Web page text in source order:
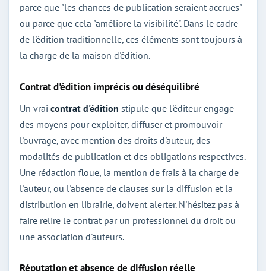
parce que "les chances de publication seraient accrues"
ou parce que cela "améliore la visibilité". Dans le cadre
de l'édition traditionnelle, ces éléments sont toujours à
la charge de la maison d'édition.
Contrat d'édition imprécis ou déséquilibré
Un vrai contrat d'édition stipule que l'éditeur engage
des moyens pour exploiter, diffuser et promouvoir
l'ouvrage, avec mention des droits d'auteur, des
modalités de publication et des obligations respectives.
Une rédaction floue, la mention de frais à la charge de
l'auteur, ou l'absence de clauses sur la diffusion et la
distribution en librairie, doivent alerter. N'hésitez pas à
faire relire le contrat par un professionnel du droit ou
une association d'auteurs.
Réputation et absence de diffusion réelle